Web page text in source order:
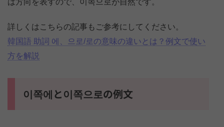
は方向を表すので、이쪽으로が自然です。
詳しくはこちらの記事もご参考にしてください。
韓国語 助詞 에、으로/로の意味の違いとは？例文で使い
方を解説
이쪽에と이쪽으로の例文